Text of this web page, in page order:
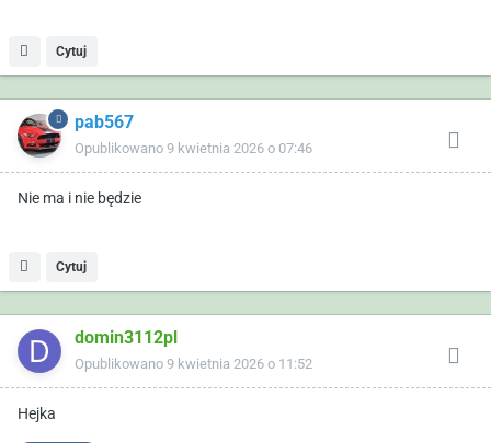
Cytuj
pab567
Opublikowano 9 kwietnia 2026 o 07:46
Nie ma i nie będzie
Cytuj
domin3112pl
Opublikowano 9 kwietnia 2026 o 11:52
Hejka